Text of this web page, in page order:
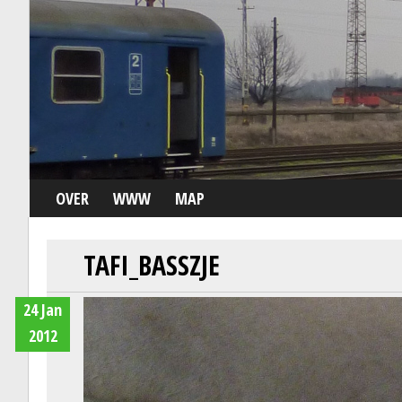
OVER WWW MAP
TAFI_BASSZJE
24 Jan
2012